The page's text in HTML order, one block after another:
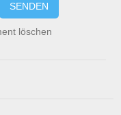
SENDEN
löschen